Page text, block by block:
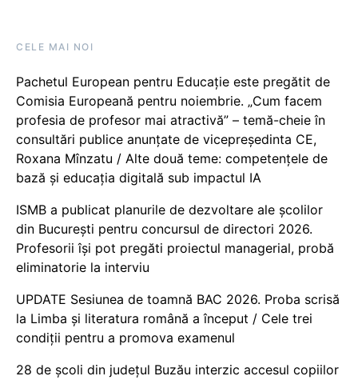
CELE MAI NOI
Pachetul European pentru Educație este pregătit de
Comisia Europeană pentru noiembrie. „Cum facem
profesia de profesor mai atractivă” – temă-cheie în
consultări publice anunțate de vicepreședinta CE,
Roxana Mînzatu / Alte două teme: competențele de
bază și educația digitală sub impactul IA
ISMB a publicat planurile de dezvoltare ale școlilor
din București pentru concursul de directori 2026.
Profesorii își pot pregăti proiectul managerial, probă
eliminatorie la interviu
UPDATE Sesiunea de toamnă BAC 2026. Proba scrisă
la Limba și literatura română a început / Cele trei
condiții pentru a promova examenul
28 de școli din județul Buzău interzic accesul copiilor